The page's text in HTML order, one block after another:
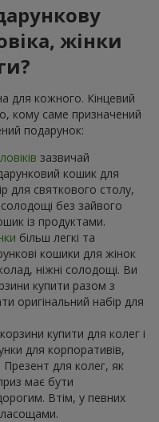
жінки
для кожного. Кінцевий
кому саме призначений
подарунок:
зазвичай
кошик для
для святкового столу,
без зайвого
із продуктами.
більш легкі та
кошики для жінок
ніжні солодощі. Ви
купити разом з
оригінальний набір для
купити для колег і
для корпоративів,
для колег, як
має бути
Втім, у певних
ласощами.